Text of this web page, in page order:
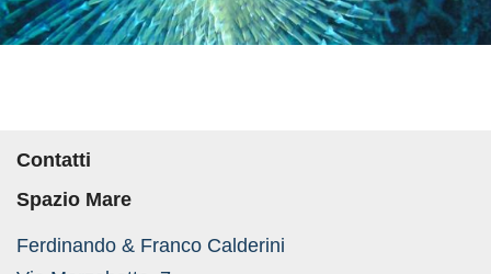
Contatti
Spazio Mare
Ferdinando & Franco Calderini